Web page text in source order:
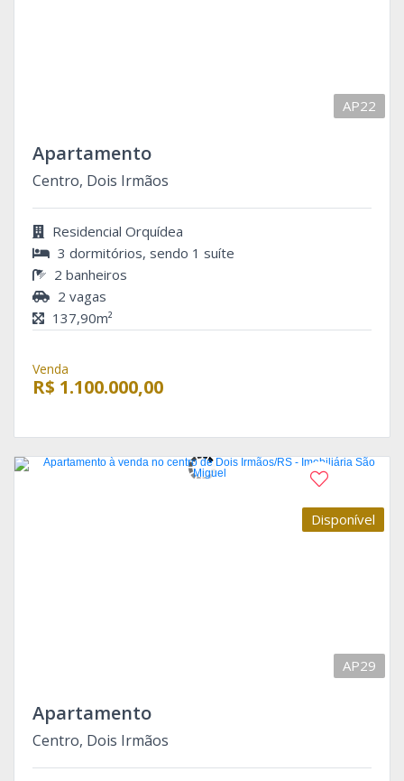
AP22
Apartamento
Centro, Dois Irmãos
Residencial Orquídea
3 dormitórios, sendo 1 suíte
2 banheiros
2 vagas
137,90m²
Venda
R$ 1.100.000,00
Disponível
AP29
Apartamento
Centro, Dois Irmãos